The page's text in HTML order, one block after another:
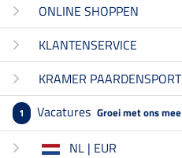
ONLINE SHOPPEN
KLANTENSERVICE
KRAMER PAARDENSPORT
1 Vacatures Groei met ons mee
NL | EUR